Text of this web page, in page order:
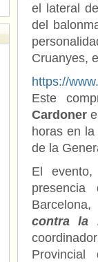
el lateral
del
Cruanyes,
https://
Este
Cardoner
horas en
de la
El
contra la